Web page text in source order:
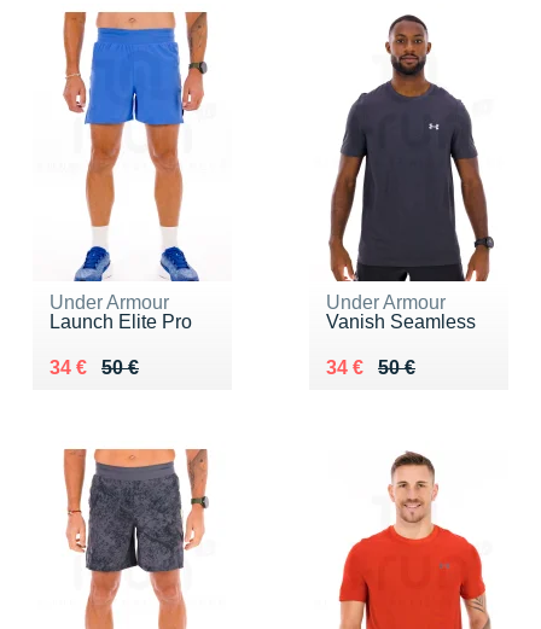
Under Armour
Launch Elite Pro
50 €
Au lieu de 50 €
34 €
Vendu 34 €
Under Armour
Vanish Seamless
50 €
Au lieu de 50 €
34 €
Vendu 34 €